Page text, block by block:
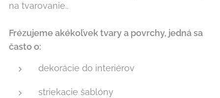
na tvarovanie..
Frézujeme akékoľvek tvary a povrchy, jedná sa
často o:
dekorácie do interiérov
striekacie šablóny